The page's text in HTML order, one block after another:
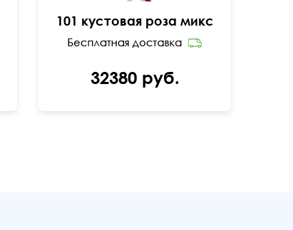
101 кустовая роза микс
32380 руб.